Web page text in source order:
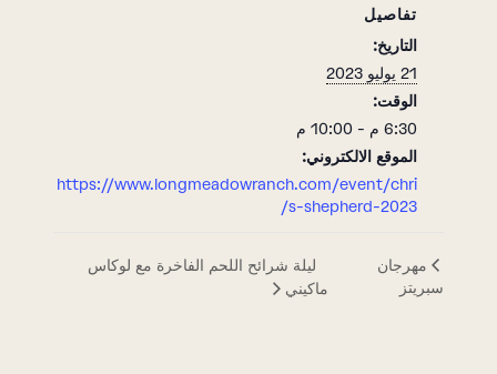
تفاصيل
التاريخ:
21 يوليو 2023
الوقت:
6:30 م - 10:00 م
الموقع الالكتروني:
https://www.longmeadowranch.com/event/chri
s-shepherd-2023/
مهرجان
سبريتز
ليلة شرائح اللحم الفاخرة مع لوكاس
ماكيني